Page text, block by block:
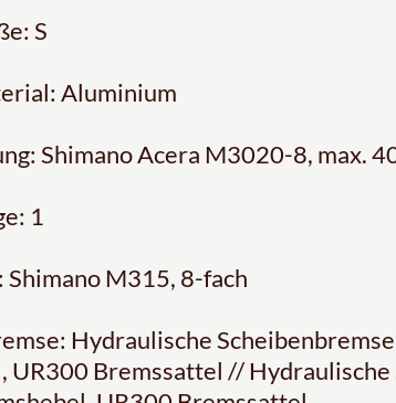
S
Aluminium
Shimano Acera M3020-8, max.
1
Shimano M315, 8-fach
Hydraulische
UR300 Bremssattel // Hydraulische